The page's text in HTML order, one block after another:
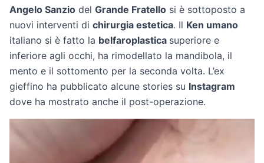
Angelo Sanzio del Grande Fratello si è sottoposto a
nuovi interventi di chirurgia estetica. Il Ken umano
italiano si è fatto la belfaroplastica superiore e
inferiore agli occhi, ha rimodellato la mandibola, il
mento e il sottomento per la seconda volta. L’ex
gieffino ha pubblicato alcune stories su Instagram
dove ha mostrato anche il post-operazione.